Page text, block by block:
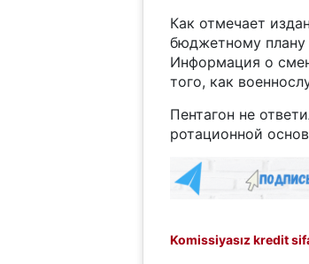
Как отмечает
бюджетному плану
Информация о
того, как
Пентагон не
ротационной
Komissiyasız kredit